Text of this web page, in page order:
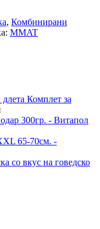
, Комбинирани
MMAT
Комплет за
300гр. - Витапол
65-70см. -
со вкус на говедско